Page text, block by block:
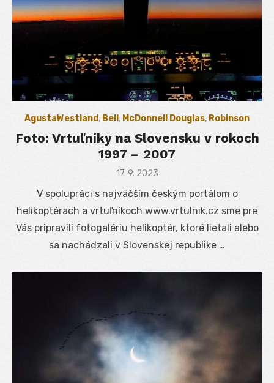
AgustaWestland, Bell , McDonnell Douglas, Robinson
Foto: Vrtuľníky na Slovensku v rokoch
1997 – 2007
Posted
17. 9. 2023
V spolupráci s najväčším českým portálom o
helikoptérach a vrtuľníkoch www.vrtulnik.cz sme pre
Vás pripravili fotogalériu helikoptér, ktoré lietali alebo
sa nachádzali v Slovenskej republike …